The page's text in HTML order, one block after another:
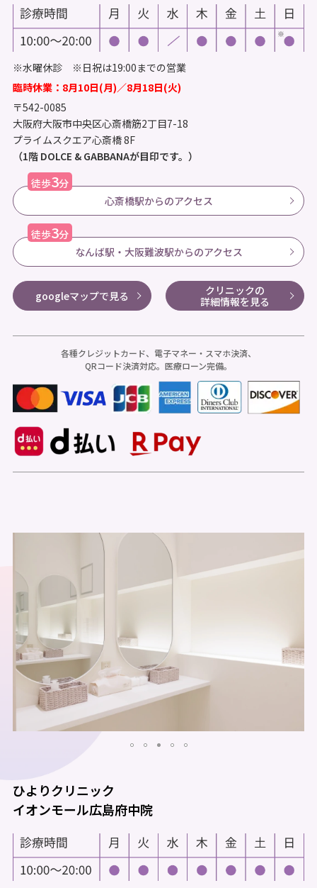
※水曜休診 ※日祝は19:00までの営業
臨時休業：8月10日(月)／8月18日(火)
〒542-0085
大阪府大阪市中央区心斎橋筋2丁目7-18
プライムスクエア心斎橋 8F
（1階 DOLCE & GABBANAが目印です。）
徒歩3分
心斎橋駅からのアクセス
徒歩3分
なんば駅・大阪難波駅からのアクセス
googleマップで見る
クリニックの
詳細情報を見る
各種クレジットカード、電子マネー・スマホ決済、
QRコード決済対応。医療ローン完備。
ひよりクリニック
イオンモール広島府中院